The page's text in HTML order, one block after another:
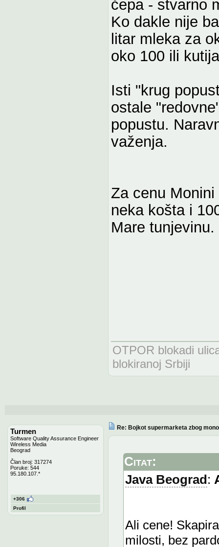
čepa - stvarno
Ko dakle nije
litar mleka za
oko 100 ili
Isti "krug
ostale
popustu.
važenja.
Za cenu
neka košta i
Mare
OTPOR blokadi
blokiranoj Srbiji
Turmen
Software Quality Assurance Engineer
Wireless Media
Beograd
Član broj: 317274
Poruke: 544
95.180.107.*
+306
Profil
Re: Bojkot supermarketa zbog
Citat:
Java Beograd:
Ali cene!
milosti, bez